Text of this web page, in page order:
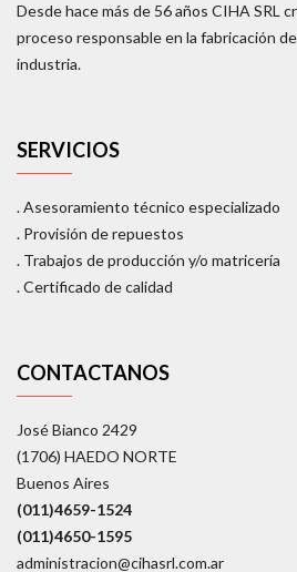
Desde hace más de 56 años CIHA SRL
proceso responsable en la fabricación
industria.
SERVICIOS
. Asesoramiento técnico especializado
. Provisión de repuestos
. Trabajos de producción y/o matricería
. Certificado de calidad
CONTACTANOS
José Bianco 2429
(1706) HAEDO NORTE
Buenos Aires
(011)4659-1524
(011)4650-1595
administracion@cihasrl.com.ar